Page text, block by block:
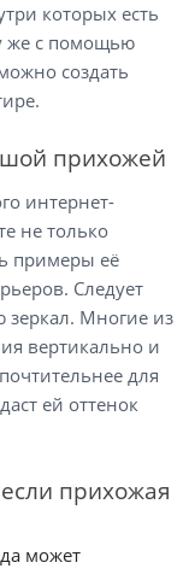
которых есть
же с помощью
создать
прихожей
интернет-
не только
примеры её
Следует
Многие из
вертикально и
для
ей оттенок
прихожая
может